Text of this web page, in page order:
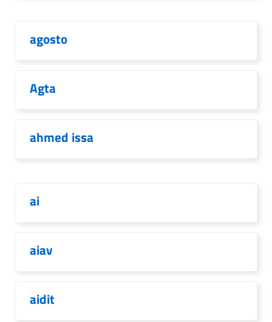
agosto
Agta
ahmed issa
ai
aiav
aidit